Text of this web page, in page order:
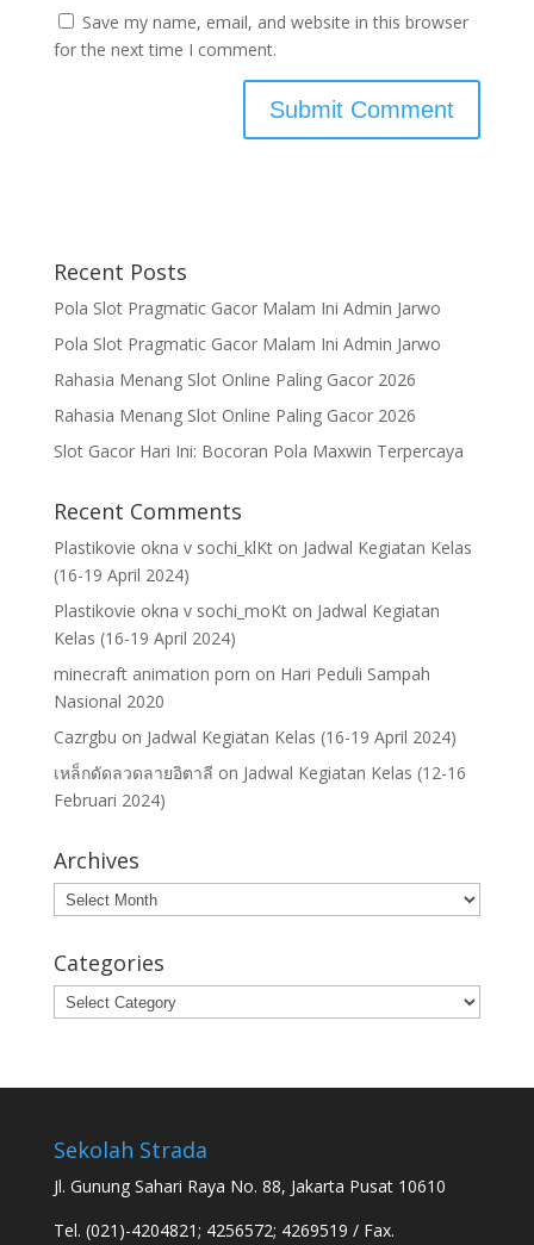
Save my name, email, and website in this browser
for the next time I comment.
Recent Posts
Pola Slot Pragmatic Gacor Malam Ini Admin Jarwo
Pola Slot Pragmatic Gacor Malam Ini Admin Jarwo
Rahasia Menang Slot Online Paling Gacor 2026
Rahasia Menang Slot Online Paling Gacor 2026
Slot Gacor Hari Ini: Bocoran Pola Maxwin Terpercaya
Recent Comments
Plastikovie okna v sochi_klKton Jadwal Kegiatan Kelas
(16-19 April 2024)
Plastikovie okna v sochi_moKton Jadwal Kegiatan
Kelas (16-19 April 2024)
minecraft animation porn on Hari Peduli Sampah
Nasional 2020
Cazrgbu on Jadwal Kegiatan Kelas (16-19 April 2024)
เหล็กดัดลวดลายอิตาลี on Jadwal Kegiatan Kelas (12-16
Februari 2024)
Archives
Archives
Categories
Categories
Sekolah Strada
Jl. Gunung Sahari Raya No. 88, Jakarta Pusat 10610
Tel. (021)-4204821; 4256572; 4269519 / Fax.